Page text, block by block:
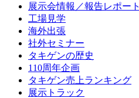
展示会情報／報告レポート
工場見学
海外出張
社外セミナー
タキゲンの歴史
110周年企画
タキゲン売上ランキング
展示トラック